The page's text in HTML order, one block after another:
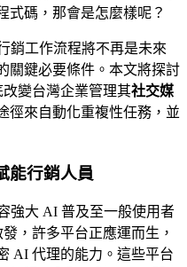
式碼，那會是怎麼樣呢？
銷工作流程將不再是未來
關鍵必要條件。本文將探討
變台灣企業管理其社交媒
徑來自動化重複性任務，並
能行銷人員
強大 AI 普及至一般使用者
，許多平台正應運而生，
AI 代理的能力。這些平台